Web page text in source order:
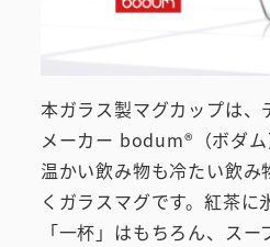
本ガラス製マグカップは
メーカー bodum®（ボダム
温かい飲み物も冷たい飲
くガラスマグです。紅茶に
「一杯」はもちろん、ス